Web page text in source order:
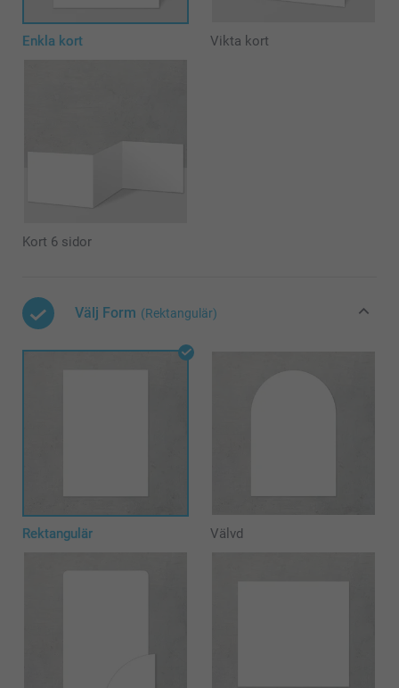
Enkla kort Vikta kort
Kort 6 sidor
Välj Form (Rektangulär)
Rektangulär Välvd